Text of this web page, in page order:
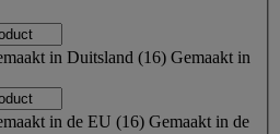
in Duitsland (16) Gemaakt in
in de EU (16) Gemaakt in de